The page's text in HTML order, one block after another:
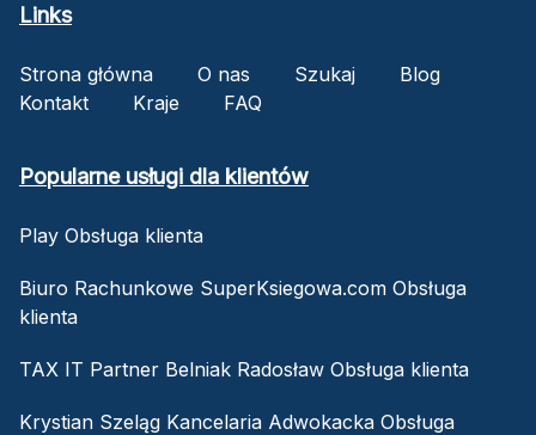
Links
Strona główna O nas Szukaj
Blog
Kontakt
Kraje FAQ
Popularne usługi dla klientów
Play Obsługa klienta
Biuro Rachunkowe SuperKsiegowa.com Obsługa
klienta
TAX IT Partner Belniak Radosław Obsługa klienta
Krystian Szeląg Kancelaria Adwokacka Obsługa